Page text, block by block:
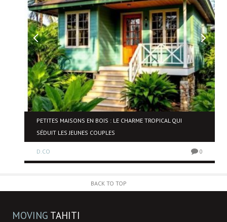
PETITES MAISONS EN BOIS : LE CHARME TROPICAL QUI
SÉDUIT LES JEUNES COUPLES
D.CO 0
BACK TO TOP
MOVING TAHITI